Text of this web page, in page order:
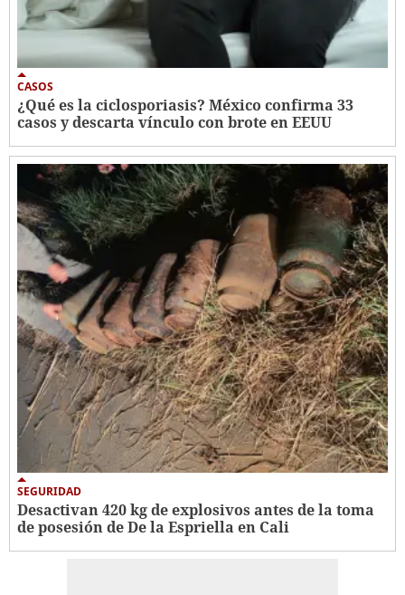
CASOS
¿Qué es la ciclosporiasis? México confirma 33
casos y descarta vínculo con brote en EEUU
SEGURIDAD
Desactivan 420 kg de explosivos antes de la toma
de posesión de De la Espriella en Cali